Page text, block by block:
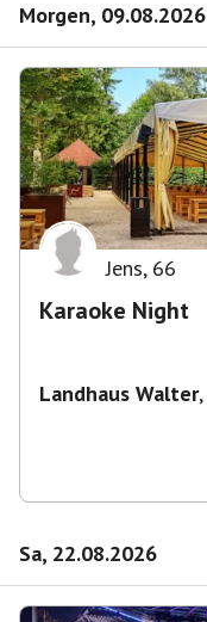
Morgen, 09.08.2026
Jens, 66
Karaoke Night
Landhaus Walter,
Sa, 22.08.2026